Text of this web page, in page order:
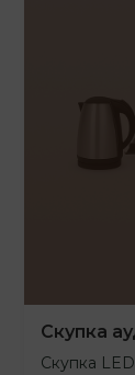
Скупка
Скупка